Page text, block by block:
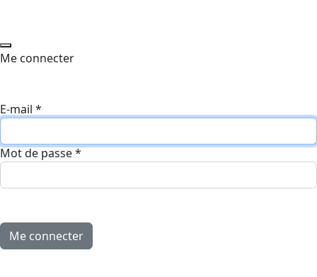
Me connecter
E-mail *
Mot de passe*